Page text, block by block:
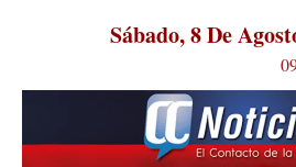
Sábado, 8 De